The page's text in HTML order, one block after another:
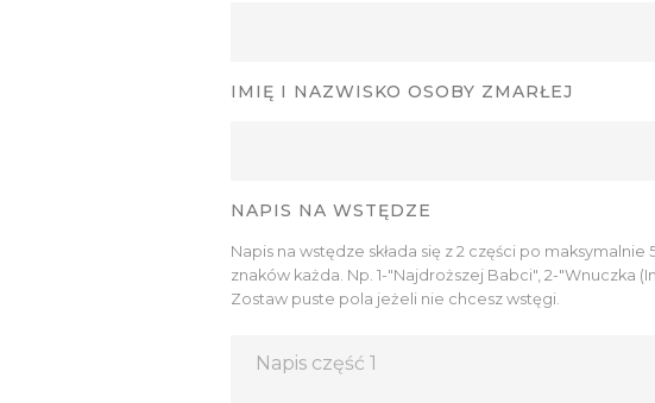
IMIĘ I NAZWISKO OSOBY ZMARŁEJ
NAPIS NA WSTĘDZE
Napis na wstędze składa się z 2 części po maksymalnie
znaków każda. Np. 1-"Najdroższej Babci", 2-"Wnuczka
Zostaw puste pola jeżeli nie chcesz wstęgi.